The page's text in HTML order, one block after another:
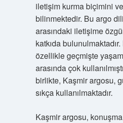
iletişim kurma biçimini
bilinmektedir. Bu argo
arasındaki iletişime
katkıda
özellikle geçmişte
arasında çok
birlikte, Kaşmir argosu,
sıkça kullanılmaktadır.
Kaşmir argosu,